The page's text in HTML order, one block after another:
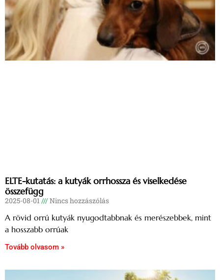
ELTE-kutatás: a kutyák orrhossza és viselkedése
összefügg
2025-08-01 Nincs hozzászólás
A rövid orrú kutyák nyugodtabbnak és merészebbek, mint
a hosszabb orrúak
Tovább olvasom »